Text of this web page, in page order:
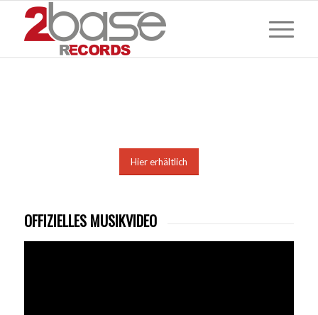
Hier erhältlich
OFFIZIELLES MUSIKVIDEO